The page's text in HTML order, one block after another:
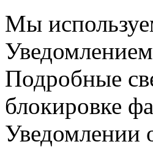
Мы
Подробные
блокировке
Уведомлении